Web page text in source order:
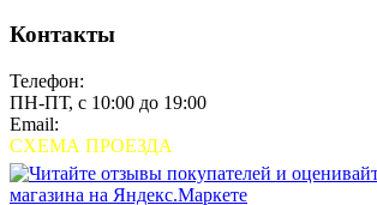
Контакты
Телефон:
ПН-ПТ, с 10:00 до 19:00
Email:
СХЕМА ПРОЕЗДА